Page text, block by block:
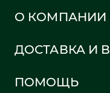
О КОМПАНИИ
Политика в
ДОСТАВКА И
Информация о
ПОМОЩЬ